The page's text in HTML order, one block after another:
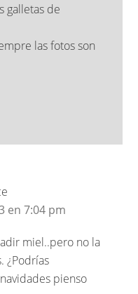
galletas de
las fotos son
en 7:04 pm
miel..pero no la
¿Podrías
pienso